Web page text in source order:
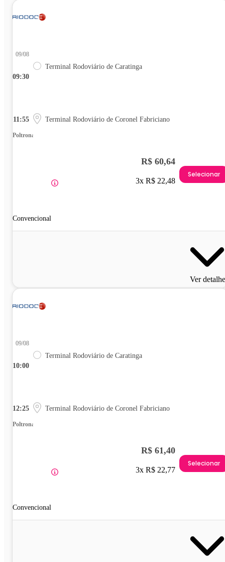
09:30
09/08
Terminal Rodoviário de Caratinga
11:55 Terminal Rodoviário de Coronel Fabriciano
Poltrona
Convencional
R$ 60,64
3x R$ 22,48
Selecionar
Ver
10:00
09/08
Terminal Rodoviário de Caratinga
12:25 Terminal Rodoviário de Coronel Fabriciano
Poltrona
Convencional
R$ 61,40
3x R$ 22,77
Selecionar